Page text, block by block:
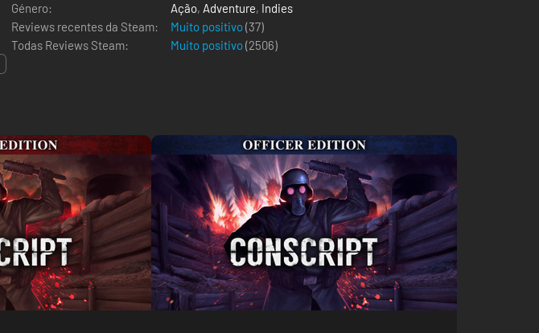
Género:
Ação, Adventure, Indies
Reviews recentes da Steam:
Muito positivo(37)
Todas Reviews Steam:
Muito positivo(2506)